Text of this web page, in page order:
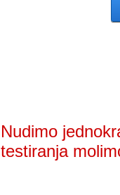
Nudimo
testiranja